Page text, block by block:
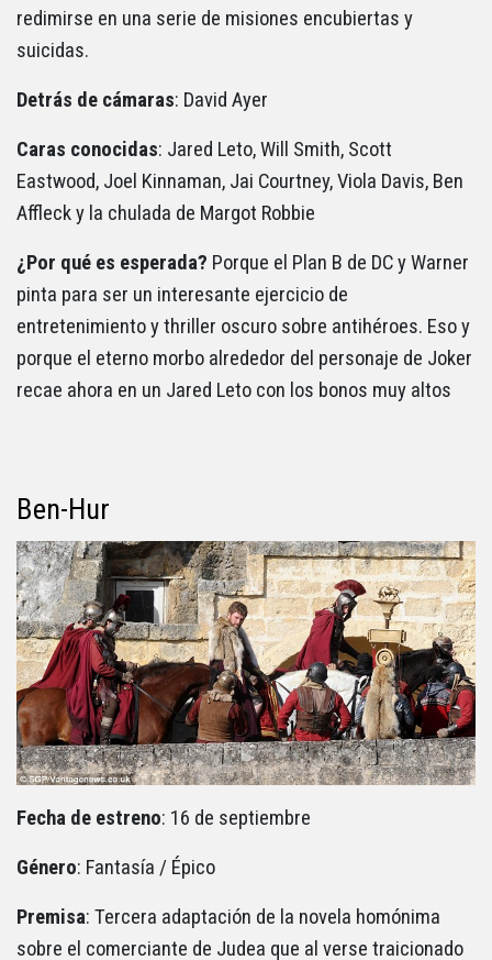
redimirse en una serie de misiones encubiertas y
suicidas.
Detrás de cámaras: David Ayer
Caras conocidas: Jared Leto, Will Smith, Scott
Eastwood, Joel Kinnaman, Jai Courtney, Viola Davis, Ben
Affleck y la chulada de Margot Robbie
¿Por qué es esperada? Porque el Plan B de DC y Warner
pinta para ser un interesante ejercicio de
entretenimiento y thriller oscuro sobre antihéroes. Eso y
porque el eterno morbo alrededor del personaje de Joker
recae ahora en un Jared Leto con los bonos muy altos
Ben-Hur
Fecha de estreno: 16 de septiembre
Género: Fantasía / Épico
Premisa: Tercera adaptación de la novela homónima
sobre el comerciante de Judea que al verse traicionado